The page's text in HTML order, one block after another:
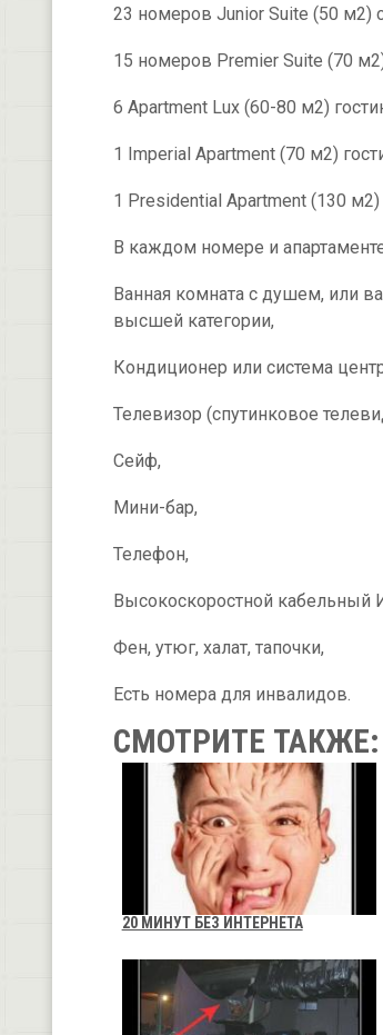
23 номеров Junior Suite (50 м2)
15 номеров Premier Suite (70 м2)
6 Apartment Lux (60-80 м2)
1 Imperial Apartment (70 м2)
1 Presidential Apartment (130
В каждом номере и
Ванная комната с душем, или
высшей категории,
Кондиционер или система
Телевизор (спутинковое
Сейф,
Мини-бар,
Телефон,
Высокоскоростной кабельный
Фен, утюг, халат, тапочки,
Есть номера для инвалидов.
СМОТРИТЕ ТАКЖЕ:
20 МИНУТ БЕЗ ИНТЕРНЕТА